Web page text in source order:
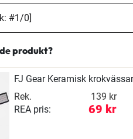
produkt?
FJ Gear Keramisk
Rek.
139 kr
REA pris:
69 kr